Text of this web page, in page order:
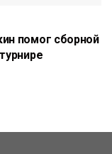
помог сборной